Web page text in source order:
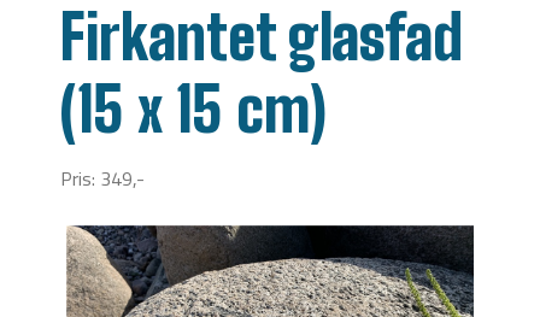
Firkantet glasfad
(15 x 15 cm)
Pris: 349,-